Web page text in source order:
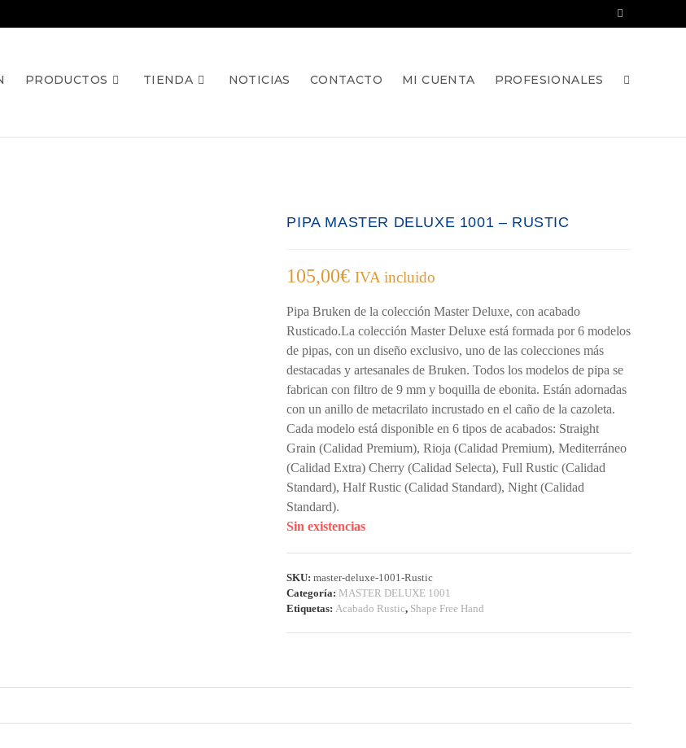
PRODUCTOS TIENDA NOTICIAS CONTACTO MI CUENTA PROFESIONALES
PIPA MASTER DELUXE 1001 – RUSTIC
105,00€ IVA incluido
Pipa Bruken de la colección Master Deluxe, con acabado
Rusticado.La colección Master Deluxe está formada por 6 modelos
de pipas, con un diseño exclusivo, uno de las colecciones más
destacadas y artesanales de Bruken. Todos los modelos de pipa se
fabrican con filtro de 9 mm y boquilla de ebonita. Están adornadas
con un anillo de metacrilato incrustado en el caño de la cazoleta.
Cada modelo está disponible en 6 tipos de acabados: Straight
Grain (Calidad Premium), Rioja (Calidad Premium), Mediterráneo
(Calidad Extra) Cherry (Calidad Selecta), Full Rustic (Calidad
Standard), Half Rustic (Calidad Standard), Night (Calidad
Standard).
Sin existencias
SKU:master-deluxe-1001-Rustic
Categoría: MASTER DELUXE 1001
Etiquetas:Acabado Rustic, Shape Free Hand